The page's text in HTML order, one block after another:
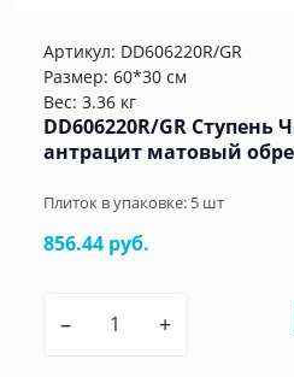
Артикул: DD606220R/GR
Размер: 60*30 см
Вес: 3.36 кг
DD606220R/GR Ступень
антрацит матовый
Плиток в упаковке: 5 шт
856.44 руб.
– +